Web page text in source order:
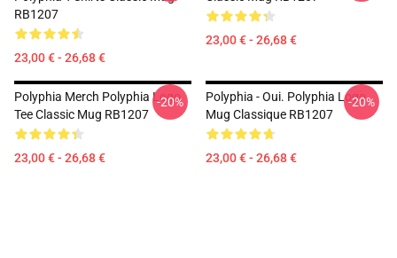
RB1207
23,00 € - 26,68 €
23,00 € - 26,68 €
Polyphia Merch Polyphia Logo
Tee Classic Mug RB1207
23,00 € - 26,68 €
-20%
Polyphia - Oui. Polyphia Logo
Mug Classique RB1207
23,00 € - 26,68 €
-20%